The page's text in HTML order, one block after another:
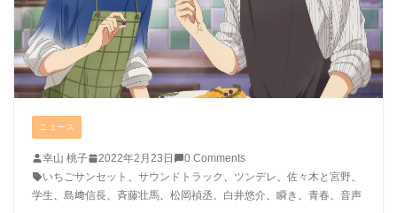
ニュース
幸山 桃子 2022年2月23日
0 Comments
いちごサンセット
サウンドトラック ツンデレ 佐々木と宮野
学生
島﨑信長 斉藤壮馬 松岡禎丞 白井悠介 瞬き 青春 音声